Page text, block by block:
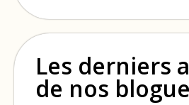
Les derniers
de nos